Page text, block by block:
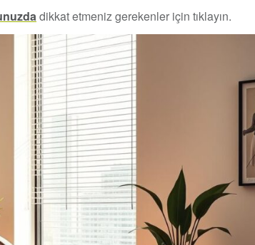
dikkat etmeniz gerekenler için tıklayın.